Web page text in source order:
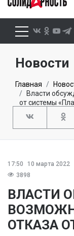
Новости
Главная
Власти
от системы
17:50
10 марта 2022
3898
ВЛАСТИ
ОТКАЗА